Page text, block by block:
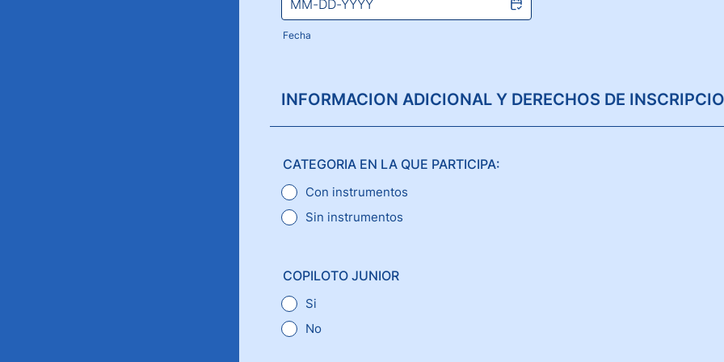
Fecha
INFORMACION ADICIONAL Y DERECHOS DE
CATEGORIA EN LA QUE PARTICIPA:
Con instrumentos
Sin instrumentos
COPILOTO JUNIOR
Si
No